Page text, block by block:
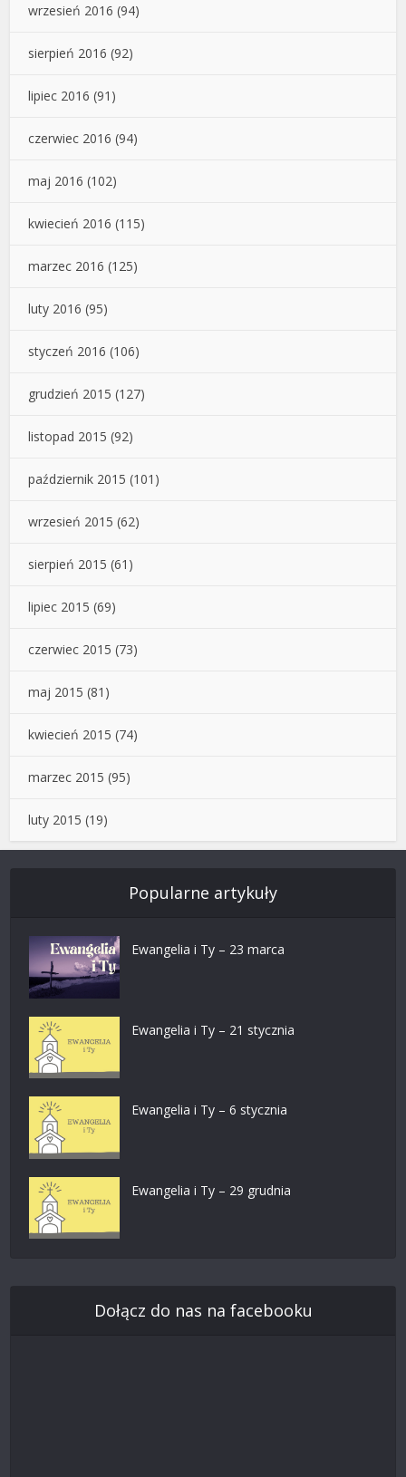
wrzesień 2016 (94)
sierpień 2016 (92)
lipiec 2016 (91)
czerwiec 2016 (94)
maj 2016 (102)
kwiecień 2016 (115)
marzec 2016 (125)
luty 2016 (95)
styczeń 2016 (106)
grudzień 2015 (127)
listopad 2015 (92)
październik 2015 (101)
wrzesień 2015 (62)
sierpień 2015 (61)
lipiec 2015 (69)
czerwiec 2015 (73)
maj 2015 (81)
kwiecień 2015 (74)
marzec 2015 (95)
luty 2015 (19)
Popularne artykuły
Ewangelia i Ty – 23 marca
Ewangelia i Ty – 21 stycznia
Ewangelia i Ty – 6 stycznia
Ewangelia i Ty – 29 grudnia
Dołącz do nas na facebooku